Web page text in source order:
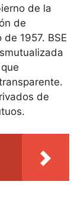
de la
de
1957. BSE
de